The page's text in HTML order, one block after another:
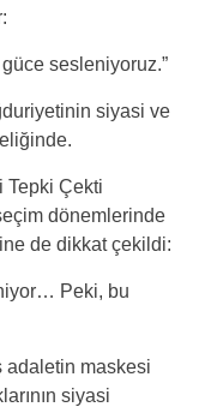
sesleniyoruz.”
siyasi ve
Tepki Çekti
dönemlerinde
de dikkat çekildi:
Peki, bu
adaletin maskesi
siyasi